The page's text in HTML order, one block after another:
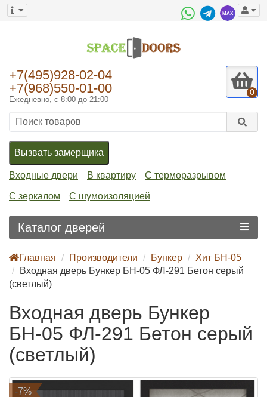
+7(495)928-02-04
+7(968)550-01-00
Ежедневно, с 8:00 до 21:00
0
Вызвать замерщика
Входные двери В квартиру С терморазрывом
С зеркалом С шумоизоляцией
Каталог дверей
Главная Производители Бункер
Хит БН-05
Входная дверь Бункер БН-05 ФЛ-291 Бетон серый
(светлый)
Входная дверь Бункер
БН-05 ФЛ-291 Бетон серый
(светлый)
-7%